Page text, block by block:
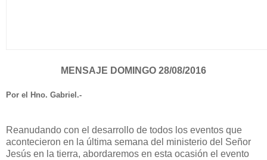
MENSAJE DOMINGO 28/08/2016
Por el Hno. Gabriel.-
Reanudando con el desarrollo de todos los eventos que
acontecieron en la última semana del ministerio del Señor
Jesús en la tierra, abordaremos en esta ocasión el evento